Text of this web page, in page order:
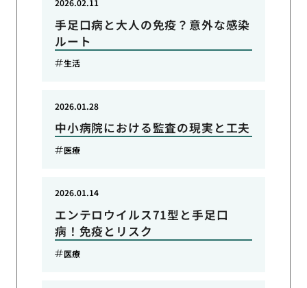
手足口病と大人の免疫？意外な感染
ルート
2026.02.11
生活
中小病院における監査の現実と工夫
2026.01.28
医療
エンテロウイルス71型と手足口
病！免疫とリスク
2026.01.14
医療